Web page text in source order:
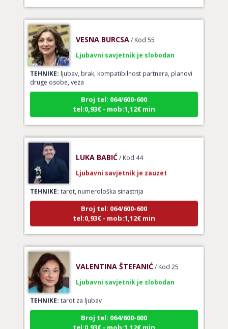
TEHNIKE:ljubav, brak, kompatibilnost partnera, planovi
druge osobe, veza
Broj tel: 064/600-600
tel:0,93€ - mob:1,12€ min
TEHNIKE:tarot, numerološka sinastrija
Broj tel: 064/600-600
tel:0,93€ - mob:1,12€ min
TEHNIKE:tarot za ljubav
Broj tel: 064/600-600
tel:0,93€ - mob:1,12€ min